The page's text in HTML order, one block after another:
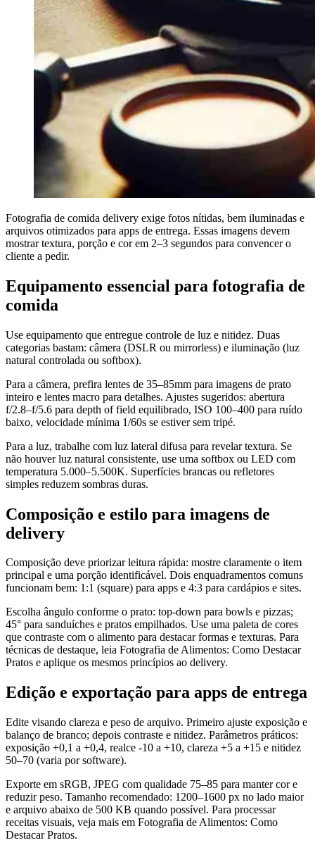
Fotografia de comida delivery exige fotos nítidas, bem iluminadas e
arquivos otimizados para apps de entrega. Essas imagens devem
mostrar textura, porção e cor em 2–3 segundos para convencer o
cliente a pedir.
Equipamento essencial para fotografia de
comida
Use equipamento que entregue controle de luz e nitidez. Duas
categorias bastam: câmera (DSLR ou mirrorless) e iluminação (luz
natural controlada ou softbox).
Para a câmera, prefira lentes de 35–85mm para imagens de prato
inteiro e lentes macro para detalhes. Ajustes sugeridos: abertura
f/2.8–f/5.6 para depth of field equilibrado, ISO 100–400 para ruído
baixo, velocidade mínima 1/60s se estiver sem tripé.
Para a luz, trabalhe com luz lateral difusa para revelar textura. Se
não houver luz natural consistente, use uma softbox ou LED com
temperatura 5.000–5.500K. Superfícies brancas ou refletores
simples reduzem sombras duras.
Composição e estilo para imagens de
delivery
Composição deve priorizar leitura rápida: mostre claramente o item
principal e uma porção identificável. Dois enquadramentos comuns
funcionam bem: 1:1 (square) para apps e 4:3 para cardápios e sites.
Escolha ângulo conforme o prato: top-down para bowls e pizzas;
45° para sanduíches e pratos empilhados. Use uma paleta de cores
que contraste com o alimento para destacar formas e texturas. Para
técnicas de destaque, leia Fotografia de Alimentos: Como Destacar
Pratos e aplique os mesmos princípios ao delivery.
Edição e exportação para apps de entrega
Edite visando clareza e peso de arquivo. Primeiro ajuste exposição e
balanço de branco; depois contraste e nitidez. Parâmetros práticos:
exposição +0,1 a +0,4, realce -10 a +10, clareza +5 a +15 e nitidez
50–70 (varia por software).
Exporte em sRGB, JPEG com qualidade 75–85 para manter cor e
reduzir peso. Tamanho recomendado: 1200–1600 px no lado maior
e arquivo abaixo de 500 KB quando possível. Para processar
receitas visuais, veja mais em Fotografia de Alimentos: Como
Destacar Pratos.